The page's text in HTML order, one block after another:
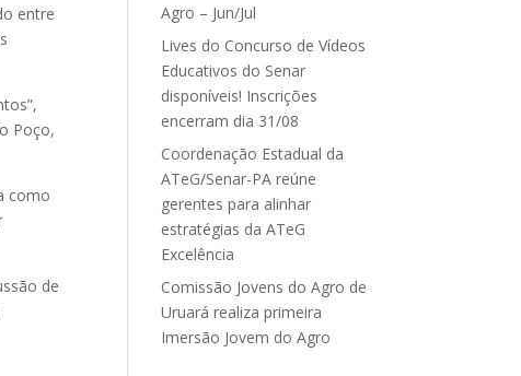
entre
Poço,
como
de
Agro – Jun/Jul
Lives do Concurso de Vídeos
Educativos do Senar
disponíveis! Inscrições
encerram dia 31/08
Coordenação Estadual da
ATeG/Senar-PA reúne
gerentes para alinhar
estratégias da ATeG
Excelência
Comissão Jovens do Agro de
Uruará realiza primeira
Imersão Jovem do Agro